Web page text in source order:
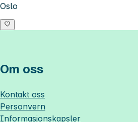
Oslo
Om oss
Kontakt oss
Personvern
Informasjonskapsler